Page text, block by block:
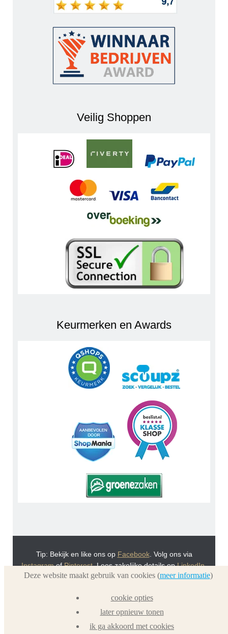
Veilig Shoppen
Keurmerken en Awards
Tip: Bekijk en like ons op Facebook. Volg ons via
InstagramofPinterest. Lees zakelijke details opLinkedIn.
Of bekijk Urnwebshop.nl instructie video's viaYou Tube.
Dierenurnwinkel.nlenGraflantaarn.nl
Deze website maakt gebruik van cookies (meer informatie)
cookie opties
later opnieuw tonen
ik ga akkoord met cookies